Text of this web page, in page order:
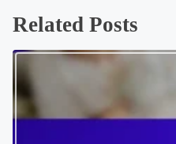
a
v
i
Related Posts